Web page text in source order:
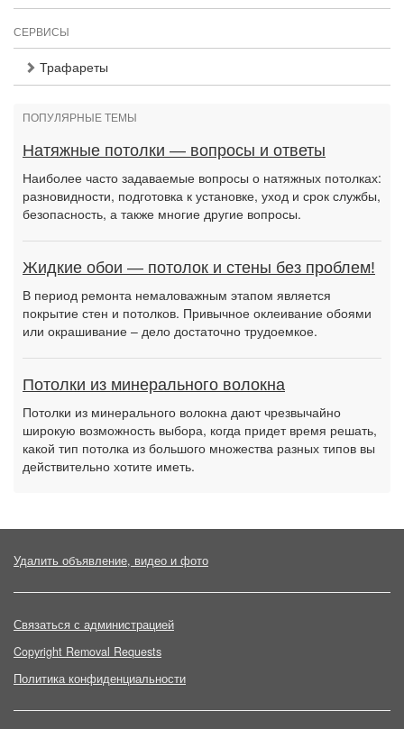
СЕРВИСЫ
Трафареты
ПОПУЛЯРНЫЕ ТЕМЫ
Натяжные потолки — вопросы и ответы
Наиболее часто задаваемые вопросы о натяжных потолках:
разновидности, подготовка к установке, уход и срок службы,
безопасность, а также многие другие вопросы.
Жидкие обои — потолок и стены без проблем!
В период ремонта немаловажным этапом является
покрытие стен и потолков. Привычное оклеивание обоями
или окрашивание – дело достаточно трудоемкое.
Потолки из минерального волокна
Потолки из минерального волокна дают чрезвычайно
широкую возможность выбора, когда придет время решать,
какой тип потолка из большого множества разных типов вы
действительно хотите иметь.
Удалить объявление, видео и фото
Связаться с администрацией
Copyright Removal Requests
Политика конфиденциальности